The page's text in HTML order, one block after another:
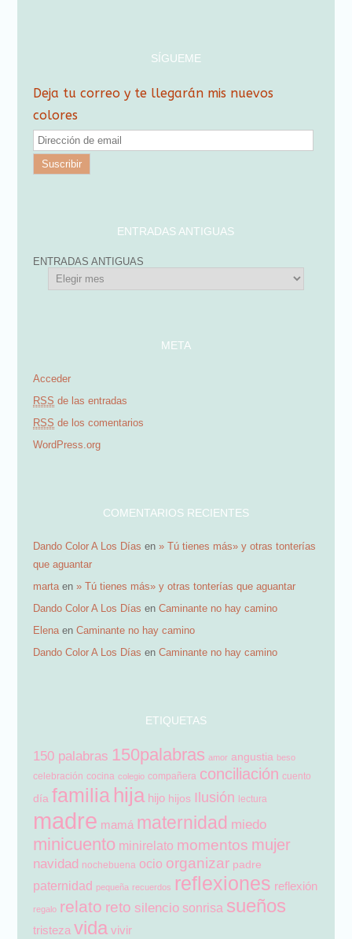
SÍGUEME
Deja tu correo y te llegarán mis nuevos
colores
D
e
m
a
i
ENTRADAS ANTIGUAS
ENTRADAS ANTIGUAS
META
Acceder
RSS de las entradas
RSS de los comentarios
WordPress.org
COMENTARIOS RECIENTES
Dando Color A Los Días en» Tú tienes más» y otras tonterías
que aguantar
marta en» Tú tienes más» y otras tonterías que aguantar
Dando Color A Los Días enCaminante no hay camino
Elena enCaminante no hay camino
Dando Color A Los Días enCaminante no hay camino
ETIQUETAS
150 palabras 150palabras amor angustia beso
celebración cocina colegio compañera conciliación cuento
día familia hija hijo hijos Ilusión lectura
madre mamá maternidad miedo
minicuento minirelato momentos mujer
navidad nochebuena ocio organizar padre
paternidad pequeña recuerdos reflexiones reflexión
regalo relato reto silencio sonrisa sueños
tristeza vida vivir